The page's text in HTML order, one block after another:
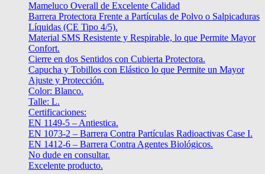
Mameluco Overall de Excelente Calidad
Barrera Protectora Frente a Partículas de Polvo o Salpicaduras
Líquidas (CE Tipo 4/5).
Material SMS Resistente y Respirable, lo que Permite Mayor
Confort.
Cierre en dos Sentidos con Cubierta Protectora.
Capucha y Tobillos con Elástico lo que Permite un Mayor
Ajuste y Protección.
Color: Blanco.
Talle: L.
Certificaciones:
EN 1149-5 – Antiestica.
EN 1073-2 – Barrera Contra Partículas Radioactivas Case I.
EN 1412-6 – Barrera Contra Agentes Biológicos.
No dude en consultar.
Excelente producto.